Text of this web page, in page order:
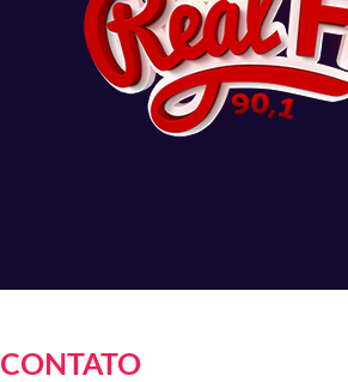
CONTATO